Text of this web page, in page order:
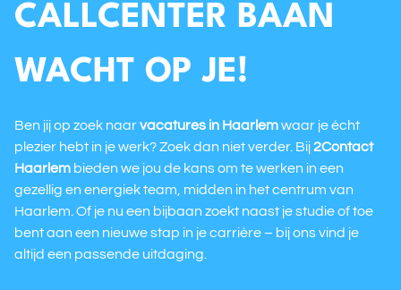
CALLCENTER BAAN
WACHT OP JE!
Ben jij op zoek naarvacatures in Haarlemwaar je écht
plezier hebt in je werk? Zoek dan niet verder. Bij2Contact
Haarlem bieden we jou de kans om te werken in een
gezellig en energiek team, midden in het centrum van
Haarlem. Of je nu een bijbaan zoekt naast je studie of toe
bent aan een nieuwe stap in je carrière – bij ons vind je
altijd een passende uitdaging.